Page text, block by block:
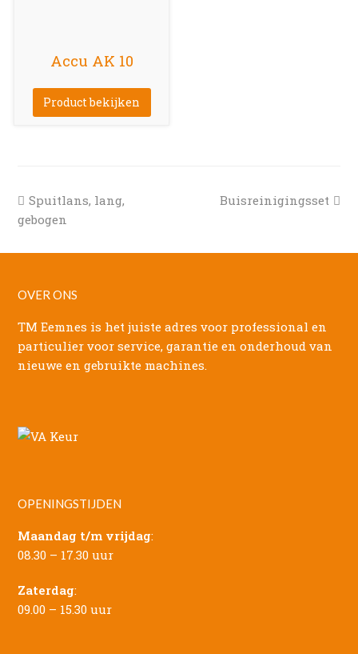
Accu AK 10
Product bekijken
previous
post:
Spuitlans, lang,
gebogen
next
Buisreinigingsset
OVER ONS
TM Eemnes is het juiste adres voor professional en
particulier voor service, garantie en onderhoud van
nieuwe en gebruikte machines.
OPENINGSTIJDEN
Maandag t/m vrijdag:
08.30 – 17.30 uur
Zaterdag:
09.00 – 15.30 uur